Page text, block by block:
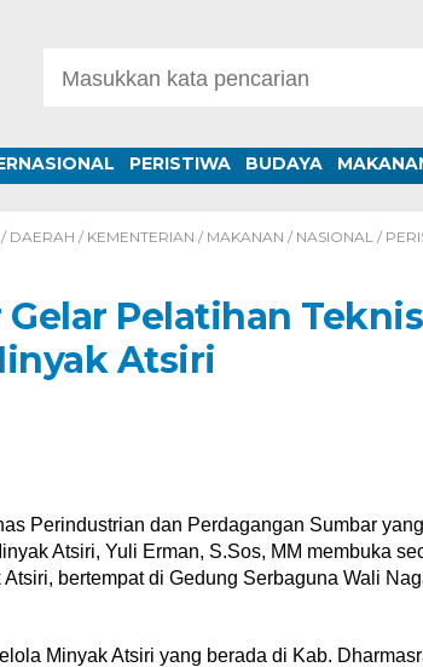
PERISTIWA BUDAYA
/ DAERAH / KEMENTERIAN / MAKANAN / NASIONAL/
Pelatihan Teknis
Atsiri
Perindustrian dan Perdagangan Sumbar
Atsiri, Yuli Erman, S.Sos, MM membuka
bertempat di Gedung Serbaguna Wali
Minyak Atsiri yang berada di Kab.